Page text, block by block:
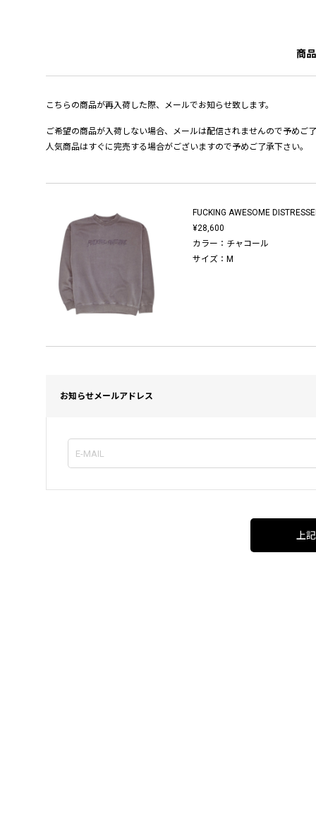
商
こちらの商品が再入荷した際、メールでお知らせ致します。
ご希望の商品が入荷しない場合、メールは配信されませんので予めご
人気商品はすぐに完売する場合がございますので予めご了承下さい。
FUCKING AWESOME
¥28,600
カラー：チャコール
サイズ：M
お知らせメールアドレス
上